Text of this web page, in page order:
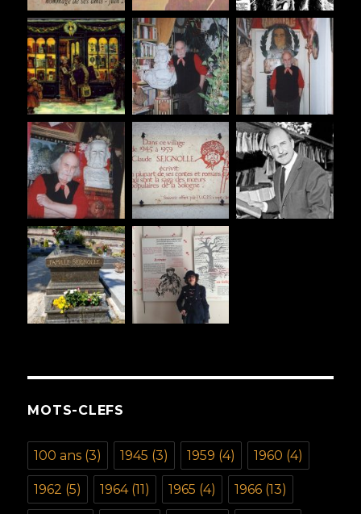
MOTS-CLEFS
100 ans (3) 1945 (3) 1959 (4) 1960 (4)
1962 (5) 1964(11) 1965 (4) 1966 (13)